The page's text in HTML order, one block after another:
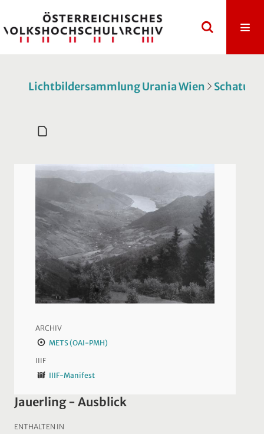
Lichtbildersammlung Urania Wien
ARCHIV
METS (OAI-PMH)
IIIF
IIIF-Manifest
Jauerling - Ausblick
ENTHALTEN IN